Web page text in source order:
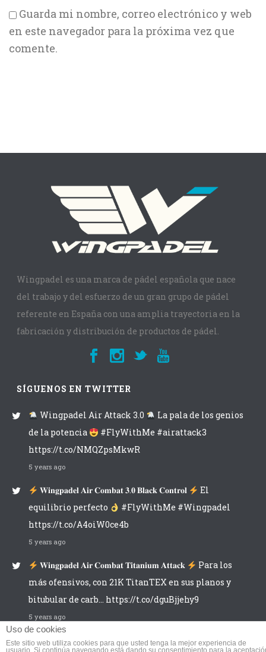
Guarda mi nombre, correo electrónico y web
en este navegador para la próxima vez que
comente.
Wingpadel es una marca de pádel española que nace
del trabajo y del esfuerzo de un gran grupo de pádel
referente en España con una amplia trayectoria en la
fabricación y distribución de productos de pádel.
SÍGUENOS EN TWITTER
Wingpadel Air Attack 3.0
La pala de los genios
de la potencia
#FlyWithMe #airattack3
https://t.co/NMQZpsMkwR
5 years ago
𝐖𝐢𝐧𝐠𝐩𝐚𝐝𝐞𝐥 𝐀𝐢𝐫 𝐂𝐨𝐦𝐛𝐚𝐭 𝟑.𝟎 𝐁𝐥𝐚𝐜𝐤 𝐂𝐨𝐧𝐭𝐫𝐨𝐥
El
equilibrio perfecto
#FlyWithMe #Wingpadel
https://t.co/A4oiW0ce4b
5 years ago
𝐖𝐢𝐧𝐠𝐩𝐚𝐝𝐞𝐥 𝐀𝐢𝐫 𝐂𝐨𝐦𝐛𝐚𝐭 𝐓𝐢𝐭𝐚𝐧𝐢𝐮𝐦 𝐀𝐭𝐭𝐚𝐜𝐤
Para los
más ofensivos, con 21K TitanTEX en sus planos y
bitubular de carb… https://t.co/dguBjjehy9
5 years ago
Uso de cookies
Este sitio web utiliza cookies para que usted tenga la mejor experiencia de
usuario. Si continúa navegando está dando su consentimiento para la